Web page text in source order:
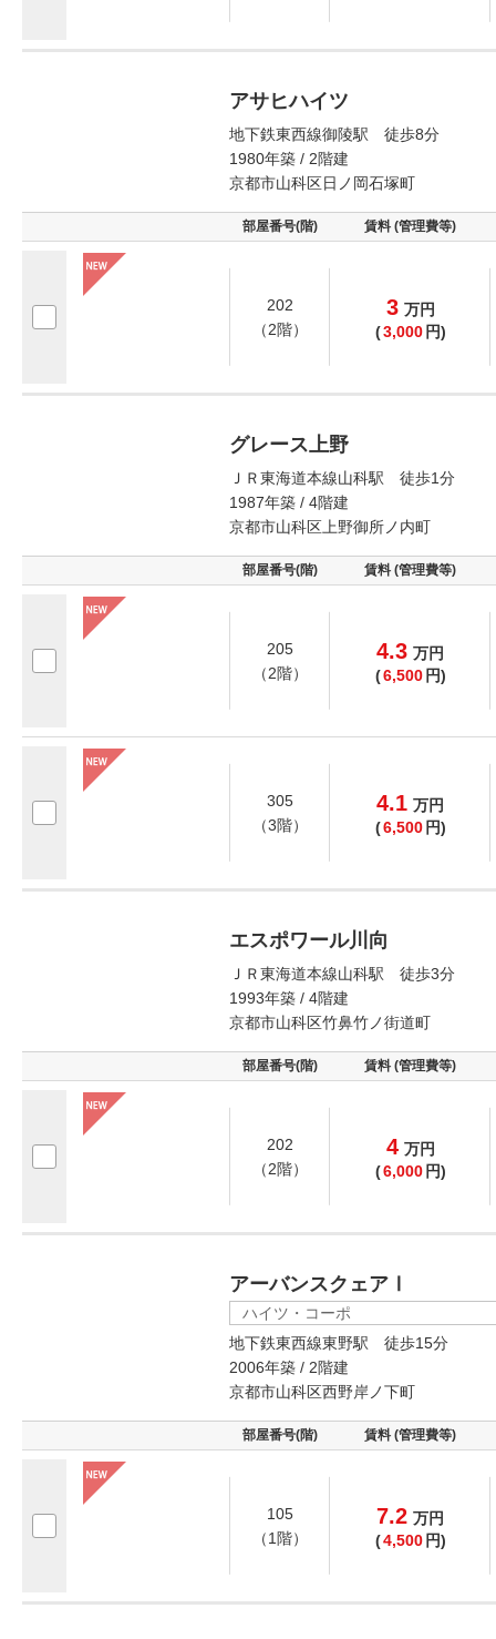
アサヒハイツ
地下鉄東西線御陵駅 徒歩8分
1980年築 / 2階建
京都市山科区日ノ岡石塚町
部屋番号(階) 賃料 (管理費等)
202
（2階）
3 万円
(3,000 円)
グレース上野
ＪＲ東海道本線山科駅 徒歩1分
1987年築 / 4階建
京都市山科区上野御所ノ内町
部屋番号(階) 賃料 (管理費等)
205
（2階）
4.3 万円
(6,500 円)
305
（3階）
4.1 万円
(6,500 円)
エスポワール川向
ＪＲ東海道本線山科駅 徒歩3分
1993年築 / 4階建
京都市山科区竹鼻竹ノ街道町
部屋番号(階) 賃料 (管理費等)
202
（2階）
4 万円
(6,000 円)
アーバンスクェアⅠ
ハイツ・コーポ
地下鉄東西線東野駅 徒歩15分
2006年築 / 2階建
京都市山科区西野岸ノ下町
部屋番号(階) 賃料 (管理費等)
105
（1階）
7.2 万円
(4,500 円)